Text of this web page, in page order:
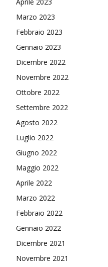
Marzo 2023
Febbraio 2023
Gennaio 2023
Dicembre 2022
Novembre 2022
Ottobre 2022
Settembre 2022
Agosto 2022
Luglio 2022
Giugno 2022
Maggio 2022
Aprile 2022
Marzo 2022
Febbraio 2022
Gennaio 2022
Dicembre 2021
Novembre 2021